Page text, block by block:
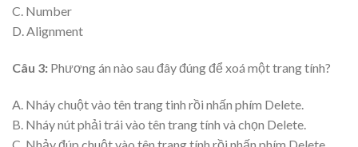
C. Number
D. Alignment
Câu 3: Phương án nào sau đây đúng để xoá một trang tính?
A. Nháy chuột vào tên trang tinh rồi nhấn phím Delete.
B. Nháy nút phải trái vào tên trang tính và chọn Delete.